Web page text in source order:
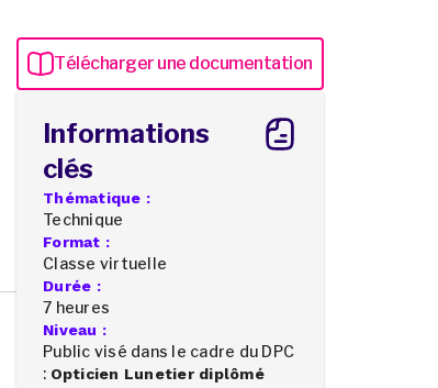
Té écharger une d ocumentation
Informations
clés
Thématique :
Technique
Format :
Classe virtuelle
Durée :
7 heures
Niveau :
Public visé dans le cadre du DPC
: Opticien Lunetier diplômé